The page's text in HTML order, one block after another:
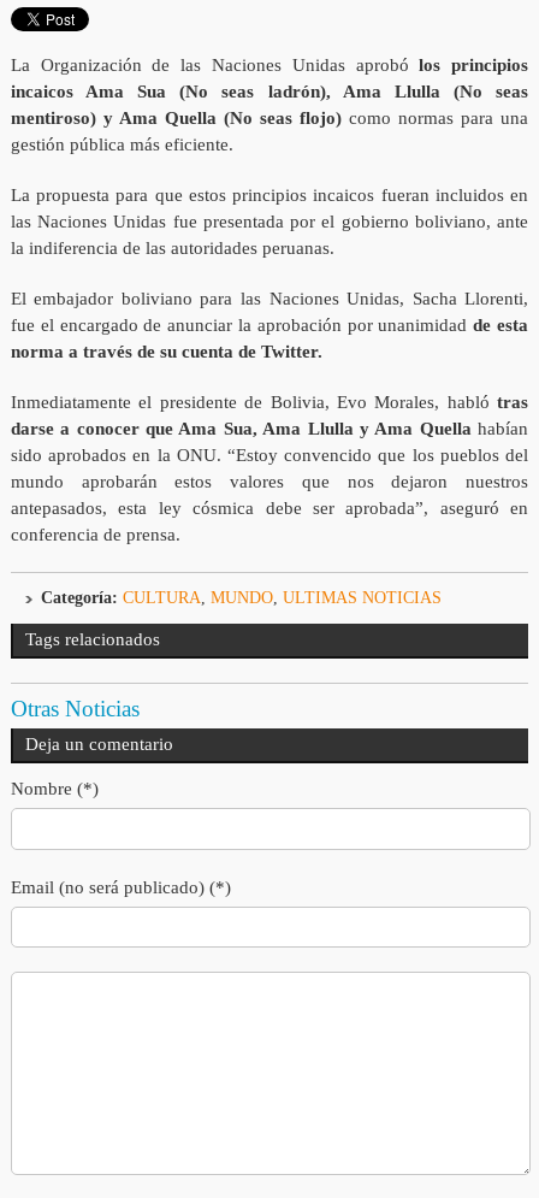
La Organización de las Naciones Unidas aprobólos principios
incaicos Ama Sua (No seas ladrón), Ama Llulla (No seas
mentiroso) y Ama Quella (No seas flojo) como normas para una
gestión pública más eficiente.
La propuesta para que estos principios incaicos fueran incluidos en
las Naciones Unidas fue presentada por el gobierno boliviano, ante
la indiferencia de las autoridades peruanas.
El embajador boliviano para las Naciones Unidas, Sacha Llorenti,
fue el encargado de anunciar la aprobación por unanimidadde esta
norma a través de su cuenta de Twitter.
Inmediatamente el presidente de Bolivia, Evo Morales, hablótras
darse a conocer que Ama Sua, Ama Llulla y Ama Quellahabían
sido aprobados en la ONU. “Estoy convencido que los pueblos del
mundo aprobarán estos valores que nos dejaron nuestros
antepasados, esta ley cósmica debe ser aprobada”, aseguró en
conferencia de prensa.
Categoría: CULTURA, MUNDO, ULTIMAS NOTICIAS
Tags relacionados
Otras Noticias
Deja un comentario
Nombre (*)
Email (no será publicado) (*)